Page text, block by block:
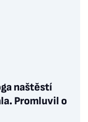
naštěstí
Promluvil o